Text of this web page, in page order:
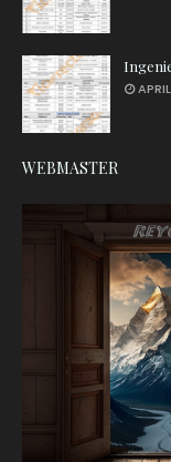
WEBMASTER